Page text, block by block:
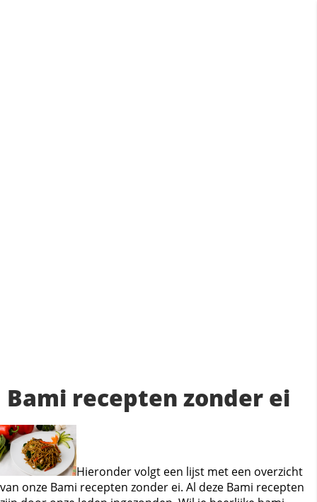
Bami recepten zonder ei
Hieronder volgt een lijst met een overzicht
van onze Bami recepten zonder ei. Al deze Bami recepten